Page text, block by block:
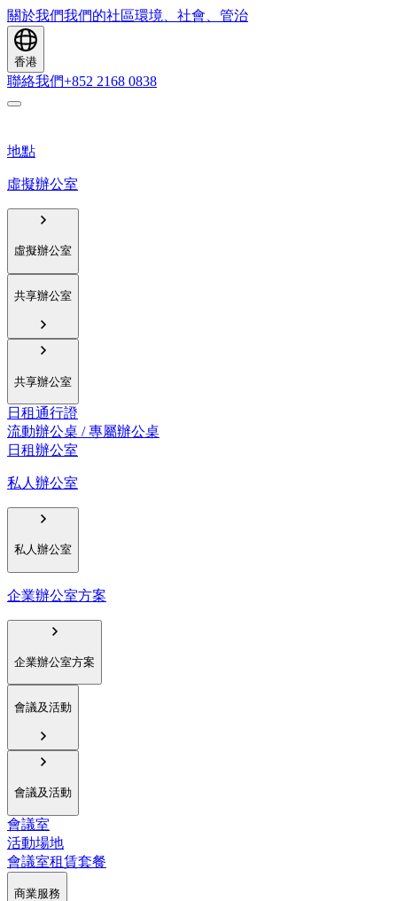
關於我們我們的社區環境、社會、管治
香港
聯絡我們+852 2168 0838
地點
虛擬辦公室
虛擬辦公室
共享辦公室
共享辦公室
日租通行證
流動辦公桌 / 專屬辦公桌
日租辦公室
私人辦公室
私人辦公室
企業辦公室方案
企業辦公室方案
會議及活動
會議及活動
會議室
活動場地
會議室租賃套餐
商業服務